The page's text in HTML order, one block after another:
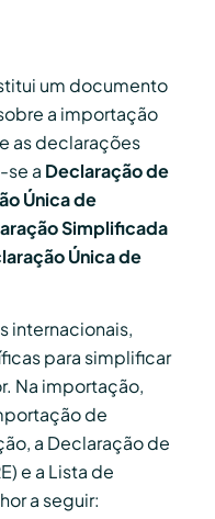
um documento
a importação
as declarações
se a Declaração de
Única de
Simplificada
Única de
internacionais,
para simplificar
Na importação,
de
a Declaração de
e a Lista de
a seguir: